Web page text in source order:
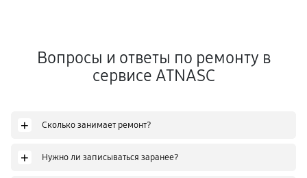
Вопросы и ответы по ремонту в
сервисе ATNASC
+ Сколько занимает ремонт?
+ Нужно ли записываться заранее?